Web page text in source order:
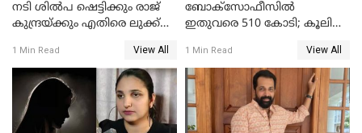
നടി ശിൽപ ഷെട്ടിക്കും രാജ്
കുന്ദ്രയ്ക്കും എതിരെ ലുക്ക്
1 Min Read View All
ബോക്സോഫീസിൽ
ഇതുവരെ 510 കോടി; കൂലി
തീയതി പുറത്ത്
1 Min Read View All